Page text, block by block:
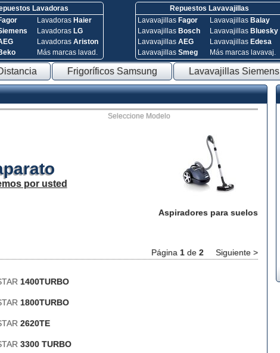
Lavadoras
Lavadoras Haier
Lavadoras LG
Lavadoras Ariston
Más marcas lavad.
Repuestos Lavavajillas
Lavavajillas Fagor
Lavavajillas Bosch
Lavavajillas AEG
Lavavajillas Smeg
Lavavajillas Balay
Lavavajillas Bluesky
Lavavajillas Edesa
Más marcas lavavaj.
Frigoríficos Samsung Lavavajillas Siemens
Seleccione Modelo
Aspiradores para suelos
por usted
Página 1 de 2 Siguiente >
1400TURBO
1800TURBO
2620TE
3300 TURBO